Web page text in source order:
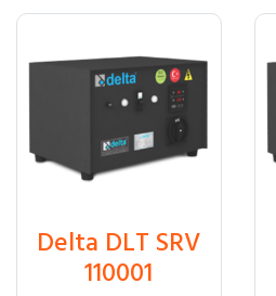
Delta DLT SRV
110001